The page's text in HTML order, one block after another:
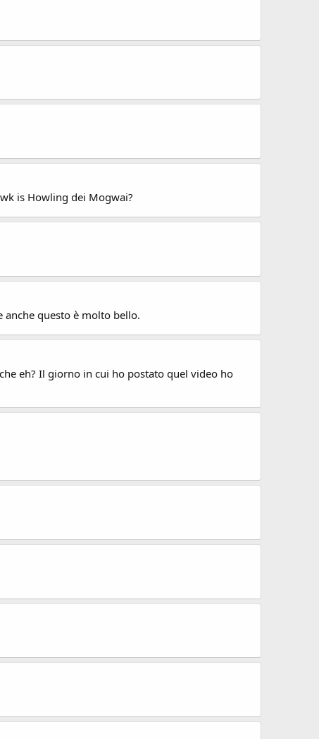
is Howling dei Mogwai?
questo è molto bello.
eh? Il giorno in cui ho postato quel video ho